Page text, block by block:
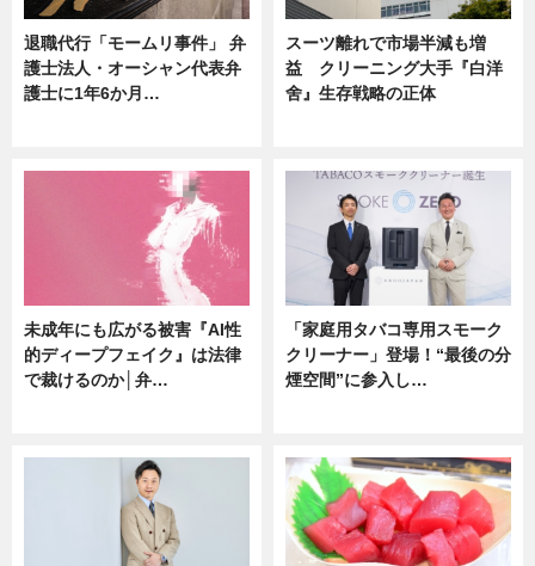
退職代行「モームリ事件」 弁
護士法人・オーシャン代表弁
護士に1年6か月…
スーツ離れで市場半減も増
益 クリーニング大手『白洋
舍』生存戦略の正体
未成年にも広がる被害『AI性
的ディープフェイク』は法律
で裁けるのか│弁…
「家庭用タバコ専用スモーク
クリーナー」登場！“最後の分
煙空間”に参入し…